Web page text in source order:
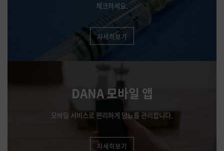
체크하세요.
자세히보기
DANA 모바일 앱
모바일 서비스로 편리하게 당뇨를 관리합니다.
자세히보기